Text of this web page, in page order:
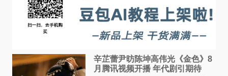
辛芷蕾尹昉陈坤高伟光《金色》8
月腾讯视频开播 年代剧引期待